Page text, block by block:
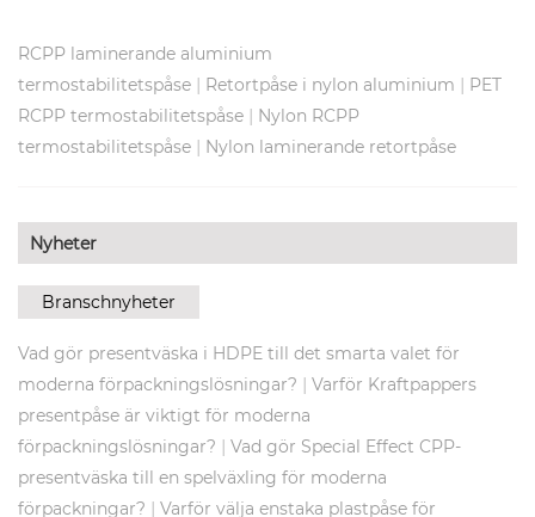
RCPP laminerande aluminium
termostabilitetspåse | Retortpåse i nylon aluminium | PET
RCPP termostabilitetspåse | Nylon RCPP
termostabilitetspåse | Nylon laminerande retortpåse
Nyheter
Branschnyheter
Vad gör presentväska i HDPE till det smarta valet för
moderna förpackningslösningar? | Varför Kraftpappers
presentpåse är viktigt för moderna
förpackningslösningar? | Vad gör Special Effect CPP-
presentväska till en spelväxling för moderna
förpackningar? | Varför välja enstaka plastpåse för